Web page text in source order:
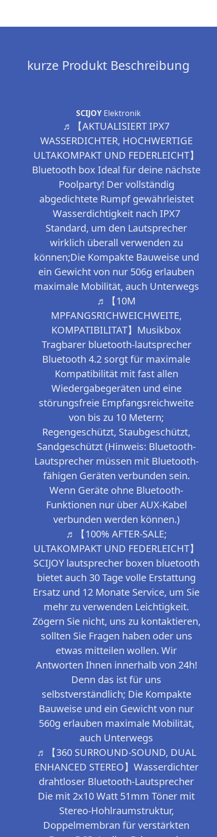
kurze Produkt Beschreibung
SCIJOY Elektronik
♬【AKTUALISIERT IPX7
WASSERDICHTER, HOCHWERTIGE
ULTAKOMPAKT UND FEDERLEICHT】
Bluetooth box Ideal für deine nächste
Poolparty! Der vollständig
abgedichtete Rumpf gewährleistet
Wasserdichtigkeit nach IPX7
Standard, um den Lautsprecher
wirklich überall verwenden zu
können;Die Kompakte Bauweise und
ein Gewicht von nur 506g erlauben
maximale Mobilität, auch Unterwegs
♬【10M
MPFANGSRICHWEICHWEITE,
KOMPATIBILITAT】Musikbox
Tragbarer bluetooth-lautsprecher
Bluetooth 4.2 sorgt für maximale
Kompatibilität mit fast allen
Wiedergabegeräten und eine
störungsfreie Empfangsreichweite
von bis zu 10 Metern;
Regengeschützt, Staubgeschützt,
Sandgeschützt (Hinweis: Bluetooth-
Lautsprecher müssen mit Bluetooth-
fähigen Geräten verbunden sein.
Wenn Geräte ohne Bluetooth-
Funktionen nur über AUX-Kabel
verbunden werden können.)
♬【100% AFTER-SALE;
ULTAKOMPAKT UND FEDERLEICHT】
SCIJOY lautsprecher boxen bluetooth
bietet auch 30 Tage volle Erstattung
Ersatz und 12 Monate Service, um Sie
mehr zu verwenden Leichtigkeit.
Zögern Sie nicht, uns zu kontaktieren,
sollten Sie Fragen haben oder uns
etwas mitteilen wollen. Wir
Antworten Ihnen innerhalb von 24h!
Denn das ist für uns
selbstverständlich; Die Kompakte
Bauweise und ein Gewicht von nur
560g erlauben maximale Mobilität,
auch Unterwegs
♬【360 SURROUND-SOUND, DUAL
ENHANCED STEREO】Wasserdichter
drahtloser Bluetooth-Lautsprecher
Die mit 2x10 Watt 51mm Töner mit
Stereo-Hohlraumstruktur,
Doppelmembran für verstärkten